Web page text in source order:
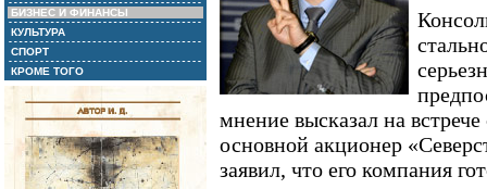
БИЗНЕС И ФИНАНСЫ
КУЛЬТУРА
СПОРТ
КРОМЕ ТОГО
мнение высказал на
основной акционер
заявил, что его компания